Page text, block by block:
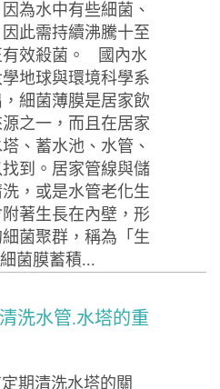
為水中有些細菌、
此需持續沸騰十至
有效殺菌。 國內水
地球與環境科學系
細菌薄膜是居家飲
之一，而且在居家
、蓄水池、水管、
到。居家管線與儲
，或是水管老化生
著生長在內壁，形
菌聚群，稱為「生
菌膜蓄積...
洗水管.水塔的重
期清洗水塔的關